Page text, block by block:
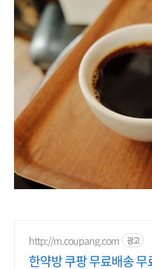
http://m.coupang.com 광고
한약방 쿠팡 무료배송